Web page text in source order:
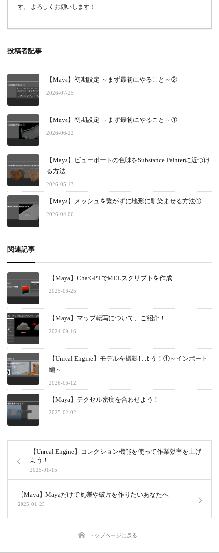
す。 よろしくお願いします！
投稿者記事
【Maya】初期設定 ～まず最初にやること～②
2026-07-25
【Maya】初期設定 ～まず最初にやること～①
2026-06-22
【Maya】ビューポートの色味をSubstance Painterに近づけ
る方法
2026-05-13
【Maya】メッシュを繋がずに地形に馴染ませる方法①
2026-04-06
関連記事
【Maya】ChatGPTでMELスクリプトを作成
2025-06-25
【Maya】マップ転写について、ご紹介！
2024-09-16
【Unreal Engine】モデルを撮影しよう！①～インポート
編～
2026-06-12
【Maya】テクセル密度を合わせよう！
2025-02-02
【Unreal Engine】コレクション機能を使って作業効率を上げ
よう！
2025-01-15
【Maya】Mayaだけで瓦礫や破片を作りたいあなたへ
2025-01-25
トップページに戻る